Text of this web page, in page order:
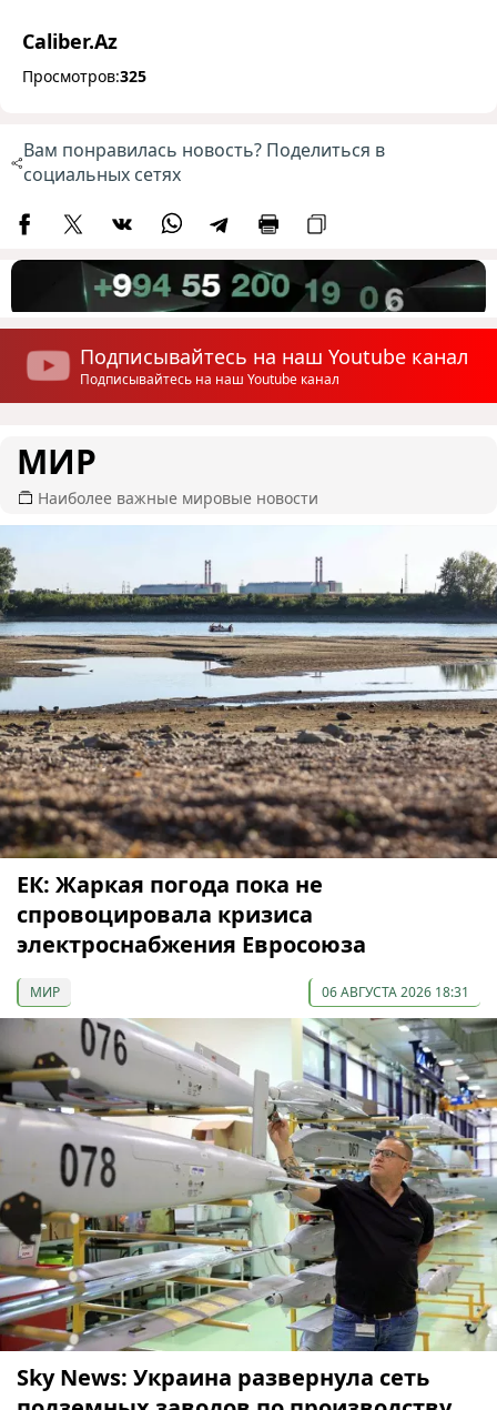
Caliber.Az
Просмотров:325
Вам понравилась новость? Поделиться в
социальных сетях
Подписывайтесь на наш Youtube канал
Подписывайтесь на наш Youtube канал
МИР
Наиболее важные мировые новости
ЕК: Жаркая погода пока не
спровоцировала кризиса
электроснабжения Евросоюза
МИР 06 АВГУСТА 2026 18:31
Sky News: Украина развернула сеть